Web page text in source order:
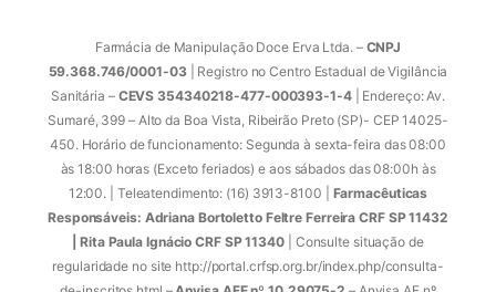
Farmácia de Manipulação Doce Erva Ltda. – CNPJ
59.368.746/0001-03| Registro no Centro Estadual de Vigilância
Sanitária –CEVS 354340218-477-000393-1-4| Endereço: Av.
Sumaré, 399 – Alto da Boa Vista, Ribeirão Preto (SP)- CEP 14025-
450. Horário de funcionamento: Segunda à sexta-feira das 08:00
às 18:00 horas (Exceto feriados) e aos sábados das 08:00h às
12:00. | Teleatendimento: (16) 3913-8100 | Farmacêuticas
Responsáveis: Adriana Bortoletto Feltre Ferreira CRF SP 11432
| Rita Paula Ignácio CRF SP 11340 | Consulte situação de
regularidade no site http://portal.crfsp.org.br/index.php/consulta-